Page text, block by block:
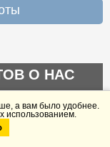
О НАС
а вам было удобнее.
использованием.